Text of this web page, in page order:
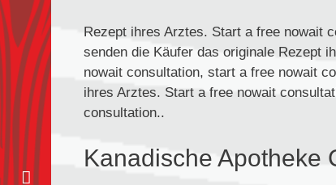
Rezept ihres Arztes. Start a free nowait
senden die Käufer das originale Rezept
nowait consultation, start a free nowait
ihres Arztes. Start a free nowait
consultation..
Kanadische Apotheke